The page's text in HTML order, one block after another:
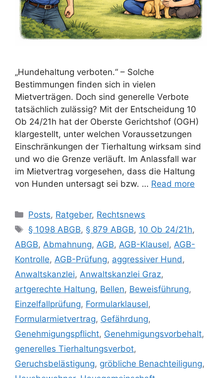
„Hundehaltung verboten.“ – Solche
Bestimmungen finden sich in vielen
Mietverträgen. Doch sind generelle Verbote
tatsächlich zulässig? Mit der Entscheidung 10
Ob 24/21h hat der Oberste Gerichtshof (OGH)
klargestellt, unter welchen Voraussetzungen
Einschränkungen der Tierhaltung wirksam sind
und wo die Grenze verläuft. Im Anlassfall war
im Mietvertrag vorgesehen, dass die Haltung
von Hunden untersagt sei bzw. … Read more
Posts, Ratgeber, Rechtsnews
§ 1098 ABGB, § 879 ABGB, 10 Ob 24/21h,
ABGB, Abmahnung, AGB, AGB-Klausel, AGB-
Kontrolle, AGB-Prüfung, aggressiver Hund,
Anwaltskanzlei, Anwaltskanzlei Graz,
artgerechte Haltung, Bellen, Beweisführung,
Einzelfallprüfung, Formularklausel,
Formularmietvertrag, Gefährdung,
Genehmigungspflicht, Genehmigungsvorbehalt,
generelles Tierhaltungsverbot,
Geruchsbelästigung, gröbliche Benachteiligung,